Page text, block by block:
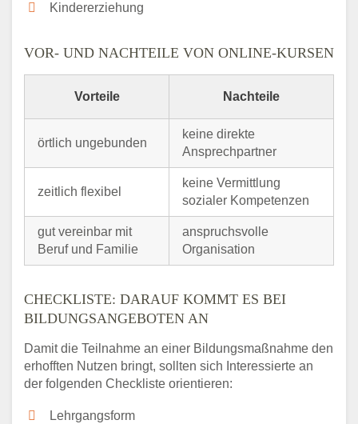
Kindererziehung
VOR- UND NACHTEILE VON ONLINE-KURSEN
Vorteile Nachteile
örtlich ungebunden
keine direkte
Ansprechpartner
zeitlich flexibel
keine Vermittlung
sozialer Kompetenzen
gut vereinbar mit
Beruf und Familie
anspruchsvolle
Organisation
CHECKLISTE: DARAUF KOMMT ES BEI
BILDUNGSANGEBOTEN AN
Damit die Teilnahme an einer Bildungsmaßnahme den
erhofften Nutzen bringt, sollten sich Interessierte an
der folgenden Checkliste orientieren:
Lehrgangsform